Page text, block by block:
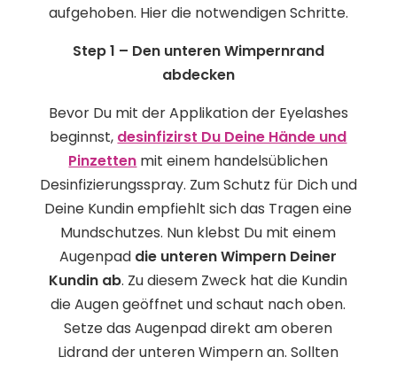
aufgehoben. Hier die notwendigen Schritte.
Step 1 – Den unteren Wimpernrand
abdecken
Bevor Du mit der Applikation der Eyelashes
beginnst, desinfizirst Du Deine Hände und
Pinzetten mit einem handelsüblichen
Desinfizierungsspray. Zum Schutz für Dich und
Deine Kundin empfiehlt sich das Tragen eine
Mundschutzes. Nun klebst Du mit einem
Augenpad die unteren Wimpern Deiner
Kundin ab. Zu diesem Zweck hat die Kundin
die Augen geöffnet und schaut nach oben.
Setze das Augenpad direkt am oberen
Lidrand der unteren Wimpern an. Sollten